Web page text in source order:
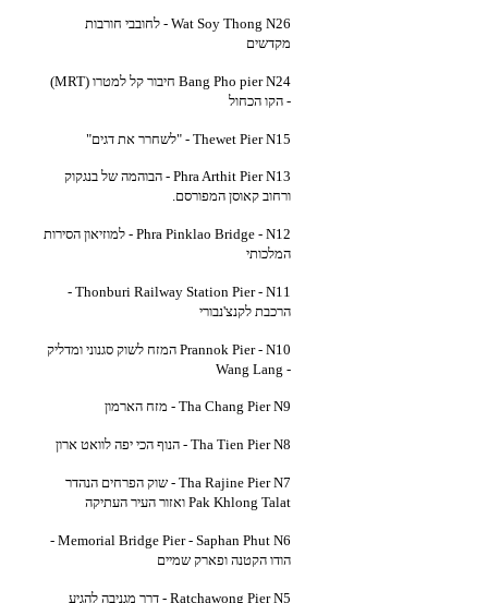
Wat Soy Thong N26 - לחובבי חורבות
מקדשים
Bang Pho pier N24 חיבור קל למטרו (MRT)
- הקו הכחול
Thewet Pier N15 - "לשחרר את דגים"
Phra Arthit Pier N13 - הבוהמה של בנגקוק
ורחוב קאוסן המפורסם.
Phra Pinklao Bridge - N12 - למוזיאון הסירות
המלכותי
Thonburi Railway Station Pier - N11 -
הרכבת לקנצ'נבורי
Prannok Pier - N10 המזח לשוק סגנוני ומדליק
Tha Chang Pier N9 - מזח הארמון
Tha Tien Pier N8 - הנוף הכי יפה לוואט ארון
Tha Rajine Pier N7 - שוק הפרחים הנהדר
Pak Khlong Talat ואזור העיר העתיקה
Memorial Bridge Pier - Saphan Phut N6 -
הודו הקטנה ופארק שמיים
Ratchawong Pier N5 - דרך מגניבה להגיע